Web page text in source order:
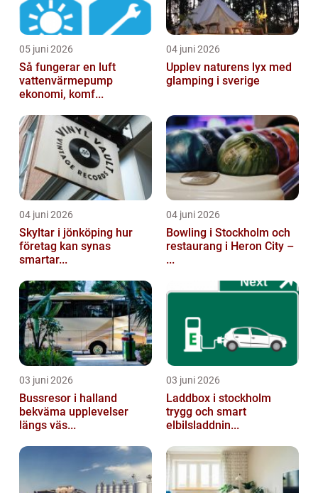
05 juni 2026
Så fungerar en luft
vattenvärmepump
ekonomi, komf...
04 juni 2026
Upplev naturens lyx med
glamping i sverige
04 juni 2026
Skyltar i jönköping hur
företag kan synas
smartar...
04 juni 2026
Bowling i Stockholm och
restaurang i Heron City –
...
03 juni 2026
Bussresor i halland
bekväma upplevelser
längs väs...
03 juni 2026
Laddbox i stockholm
trygg och smart
elbilsladdnin...